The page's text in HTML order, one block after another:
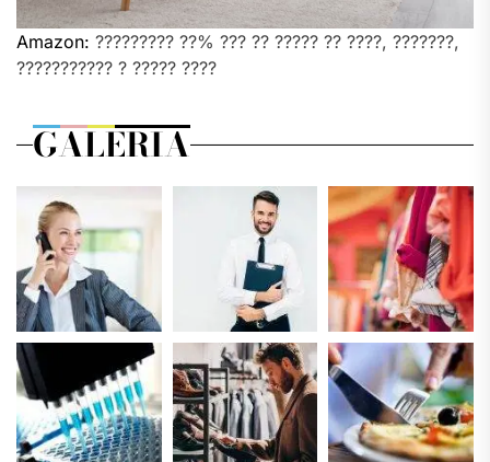
Amazon: ????????? ??% ??? ?? ????? ?? ????, ???????,
??????????? ? ????? ????
GALERIA